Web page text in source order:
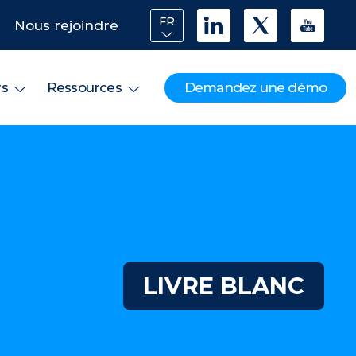
Nous rejoindre FR
Ressources Demandez une démo
LIVRE BLANC